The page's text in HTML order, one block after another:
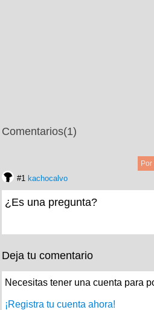
Comentarios(1)
#1 kachocalvo
¿Es una pregunta?
Deja tu comentario
Necesitas tener una cuenta para
¡Registra tu cuenta ahora!